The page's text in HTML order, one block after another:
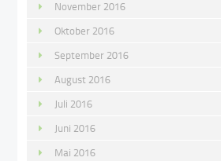
November 2016
Oktober 2016
September 2016
August 2016
Juli 2016
Juni 2016
Mai 2016